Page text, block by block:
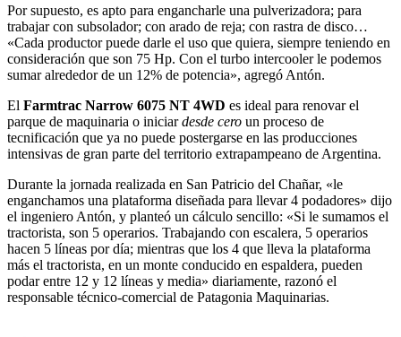
Por supuesto, es apto para engancharle una pulverizadora; para
trabajar con subsolador; con arado de reja; con rastra de disco…
«Cada productor puede darle el uso que quiera, siempre teniendo en
consideración que son 75 Hp. Con el turbo intercooler le podemos
sumar alrededor de un 12% de potencia», agregó Antón.
El Farmtrac Narrow 6075 NT 4WD es ideal para renovar el
parque de maquinaria o iniciardesde cero un proceso de
tecnificación que ya no puede postergarse en las producciones
intensivas de gran parte del territorio extrapampeano de Argentina.
Durante la jornada realizada en San Patricio del Chañar, «le
enganchamos una plataforma diseñada para llevar 4 podadores» dijo
el ingeniero Antón, y planteó un cálculo sencillo: «Si le sumamos el
tractorista, son 5 operarios. Trabajando con escalera, 5 operarios
hacen 5 líneas por día; mientras que los 4 que lleva la plataforma
más el tractorista, en un monte conducido en espaldera, pueden
podar entre 12 y 12 líneas y media» diariamente, razonó el
responsable técnico-comercial de Patagonia Maquinarias.